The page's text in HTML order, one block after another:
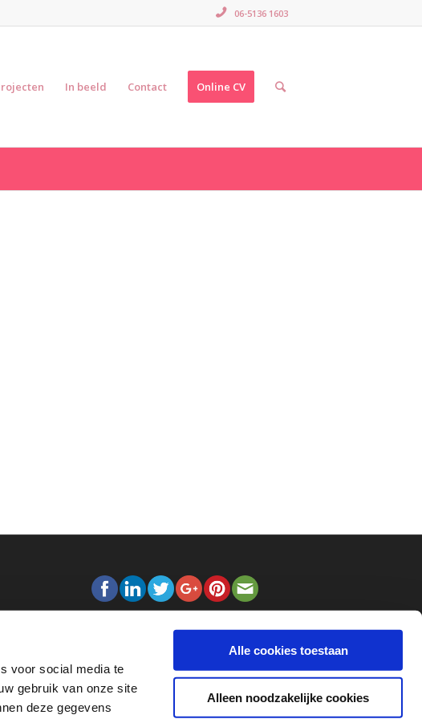
voor social media te
gebruik van onze site
deze gegevens
Alle cookies toestaan
Alleen noodzakelijke cookies
06-5136 1603
In beeld Contact Online CV